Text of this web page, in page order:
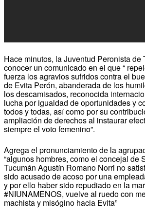
Hace minutos, la Juventud Peronista de
conocer un comunicado en el que “
fuerza los agravios sufridos contra el
de Evita Perón, abanderada de los
los descamisados, reconocida
lucha por igualdad de oportunidades y
todos y todas, así como por su
ampliación de derechos al instaurar
siempre el voto femenino”.
Agrega el pronunciamiento de la
“algunos hombres, como el concejal de
Tucumán Agustín Romano Norri no
sido acusado de acoso por una
y por ello haber sido repudiado en la
#NIUNAMENOS, vuelve al ruedo con
machista y misógino hacia Evita”